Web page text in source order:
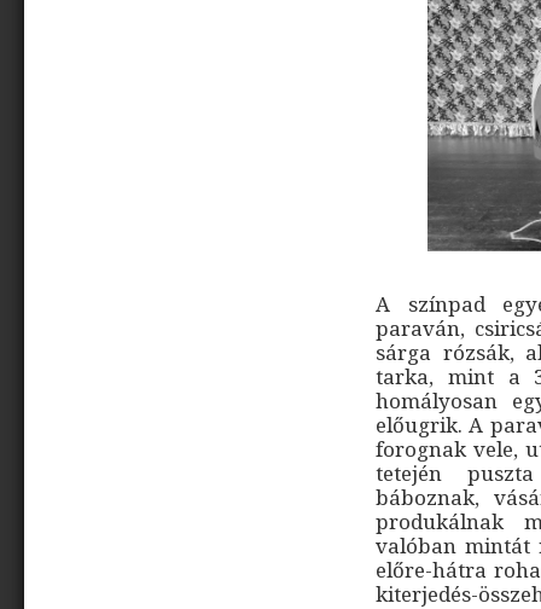
A színpad
paraván,
sárga rózsák,
tarka, mint a
homályosan
előugrik. A
forognak vele,
tetején
báboznak,
produkálnak
valóban mintát
előre-hátra
kiterjedés-